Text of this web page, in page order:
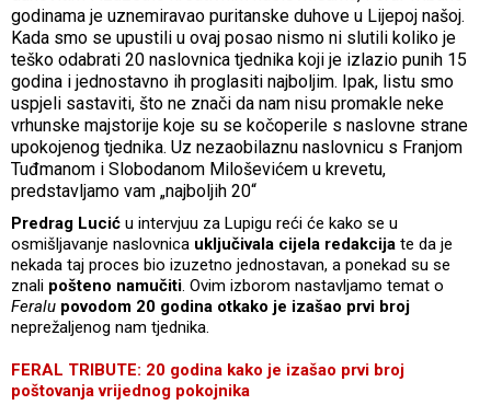
godinama je uznemiravao puritanske duhove u Lijepoj našoj.
Kada smo se upustili u ovaj posao nismo ni slutili koliko je
teško odabrati 20 naslovnica tjednika koji je izlazio punih 15
godina i jednostavno ih proglasiti najboljim. Ipak, listu smo
uspjeli sastaviti, što ne znači da nam nisu promakle neke
vrhunske majstorije koje su se kočoperile s naslovne strane
upokojenog tjednika. Uz nezaobilaznu naslovnicu s Franjom
Tuđmanom i Slobodanom Miloševićem u krevetu,
predstavljamo vam „najboljih 20“
Predrag Lucić u intervjuu za Lupigu reći će kako se u
osmišljavanje naslovnica uključivala cijela redakcija te da je
nekada taj proces bio izuzetno jednostavan, a ponekad su se
znali pošteno namučiti. Ovim izborom nastavljamo temat o
Feralu povodom 20 godina otkako je izašao prvi broj
neprežaljenog nam tjednika.
FERAL TRIBUTE: 20 godina kako je izašao prvi broj
poštovanja vrijednog pokojnika